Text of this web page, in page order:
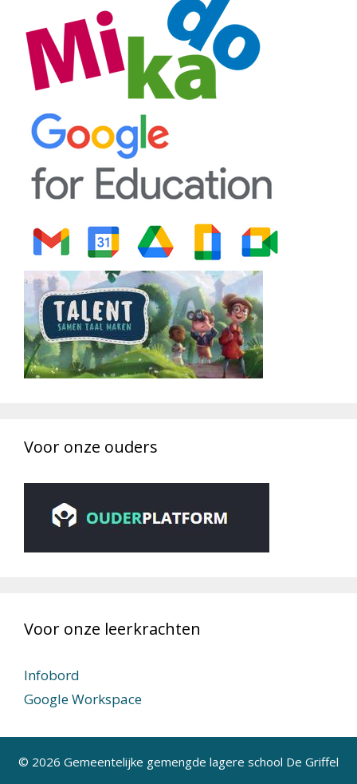
Voor onze ouders
Voor onze leerkrachten
Infobord
Google Workspace
© 2026 Gemeentelijke gemengde lagere school De Griffel